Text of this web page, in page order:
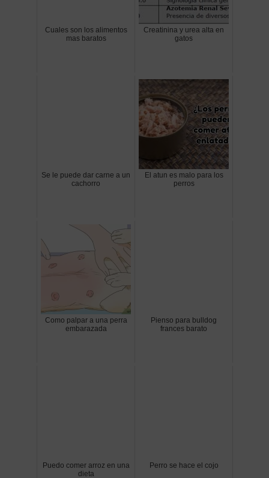
Cuales son los alimentos
mas baratos
Creatinina y urea alta en
gatos
Se le puede dar carne a un
cachorro
El atun es malo para los
perros
Como palpar a una perra
embarazada
Pienso para bulldog
frances barato
Puedo comer arroz en una
dieta
Perro se hace el cojo